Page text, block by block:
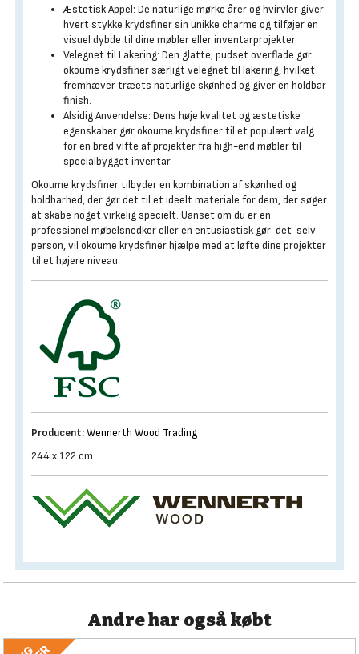
Æstetisk Appel: De naturlige mørke årer og hvirvler giver
hvert stykke krydsfiner sin unikke charme og tilføjer en
visuel dybde til dine møbler eller inventarprojekter.
Velegnet til Lakering: Den glatte, pudset overflade gør
okoume krydsfiner særligt velegnet til lakering, hvilket
fremhæver træets naturlige skønhed og giver en holdbar
finish.
Alsidig Anvendelse: Dens høje kvalitet og æstetiske
egenskaber gør okoume krydsfiner til et populært valg
for en bred vifte af projekter fra high-end møbler til
specialbygget inventar.
Okoume krydsfiner tilbyder en kombination af skønhed og
holdbarhed, der gør det til et ideelt materiale for dem, der søger
at skabe noget virkelig specielt. Uanset om du er en
professionel møbelsnedker eller en entusiastisk gør-det-selv
person, vil okoume krydsfiner hjælpe med at løfte dine projekter
til et højere niveau.
Producent:Wennerth Wood Trading
244 x 122 cm
Andre har også købt